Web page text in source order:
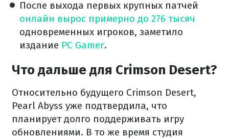
После выхода первых крупных патчей
онлайн вырос примерно до 276 тысяч
одновременных игроков, заметило
издание PC Gamer.
Что дальше для Crimson Desert?
Относительно будущего Crimson Desert,
Pearl Abyss уже подтвердила, что
планирует долго поддерживать игру
обновлениями. В то же время студия